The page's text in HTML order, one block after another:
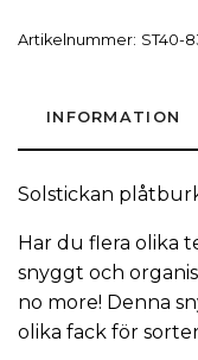
Artikelnummer: ST40-
INFORMATION
Solstickan
Har du flera olika
snyggt och
no more! Denna
olika fack för